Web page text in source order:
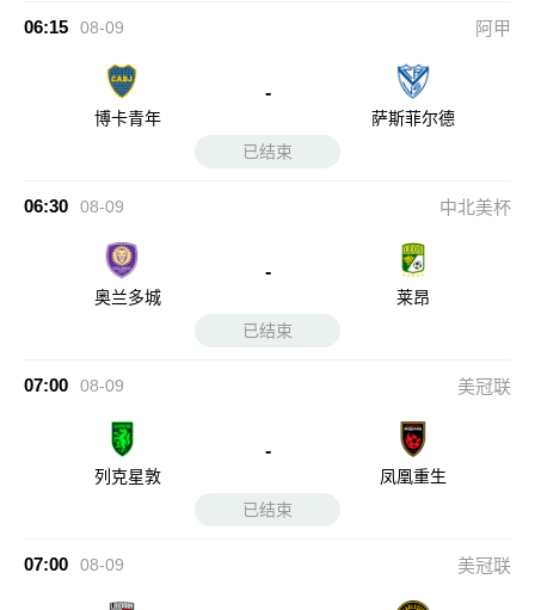
06:15 08-09 阿甲
博卡青年
-
萨斯菲尔德
已结束
06:30 08-09 中北美杯
奥兰多城
-
莱昂
已结束
07:00 08-09 美冠联
列克星敦
-
凤凰重生
已结束
07:00 08-09 美冠联